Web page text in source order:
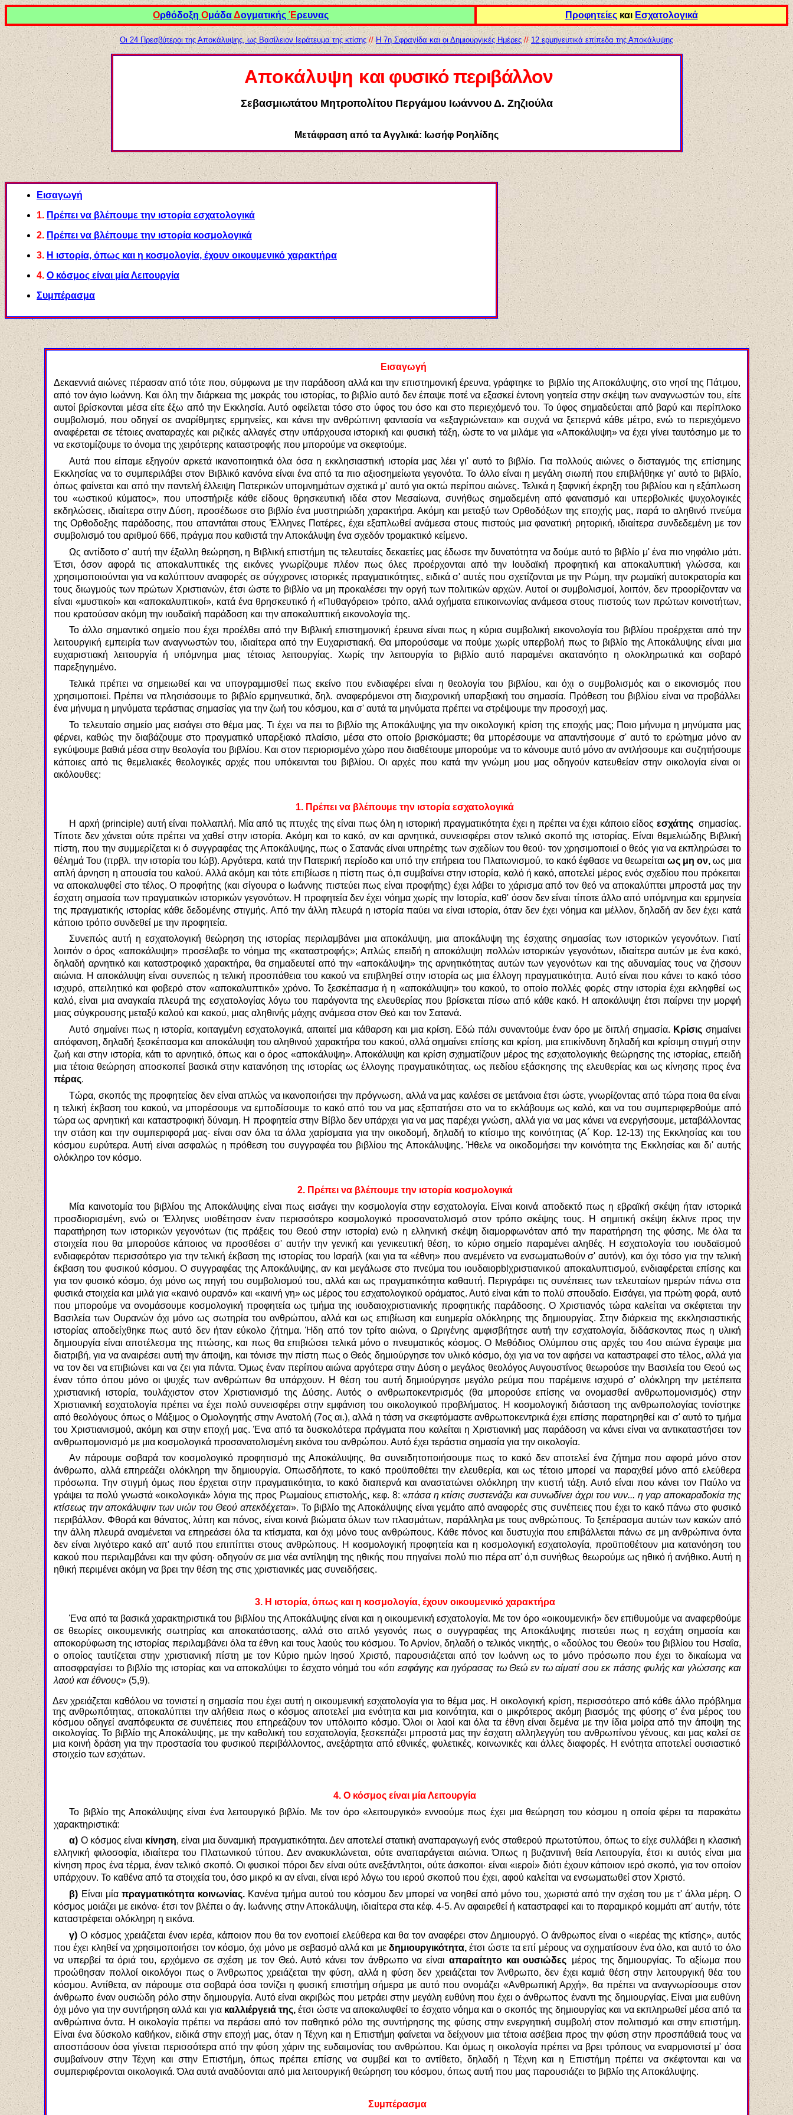
Ορθόδοξη ΟμάδαΔογματικής Έρευνας Προφητείες και Εσχατολογικά
Οι 24 Πρεσβύτεροι της Αποκάλυψης, ως Βασίλειον Ιεράτευμα της κτίσης //Η 7η Σφραγίδακαι οι Δημιουργικές Ημέρες// 12 ερμηνευτικά επίπεδα της Αποκάλυψης
Αποκάλυψη και φυσικό περιβάλλον
Σεβασμιωτάτου Μητροπολίτου Περγάμου Ιωάννου Δ. Ζηζιούλα
Μετάφραση από ταΑγγλικά: Ιωσήφ Ροηλίδης
Εισαγωγή
1. Π ρέπει να βλέπουμε την ιστορία εσχατολογικά
2. Πρέπει να βλέπουμε την ιστορία κοσμολογικά
3. Η ιστορία, όπως και η κοσμολογία, έχουν οικουμενικό χαρακτήρα
4. Ο κόσμος είναι μία Λειτουργία
Συμπέρασμα
Εισαγωγή
Δεκαεννιά αιώνες πέρασαν από τότε που, σύμφωνα με την παράδοση αλλά και την επιστημονική έρευνα, γράφτηκε το βιβλίο της Αποκάλυψης, στο νησί της Πάτμου,
από τον άγιο Ιωάννη. Και όλη την διάρκεια της μακράς του ιστορίας, το βιβλίο αυτό δεν έπαψε ποτέ να εξασκεί έντονη γοητεία στην σκέψη των αναγνωστών του, είτε
αυτοί βρίσκονται μέσα είτε έξω από την Εκκλησία. Αυτό οφείλεται τόσο στο ύφος του όσο και στο περιεχόμενό του. Το ύφος σημαδεύεται από βαρύ και περίπλοκο
συμβολισμό, που οδηγεί σε αναρίθμητες ερμηνείες, και κάνει την ανθρώπινη φαντασία να «εξαγριώνεται» και συχνά να ξεπερνά κάθε μέτρο, ενώ το περιεχόμενο
αναφέρεται σε τέτοιες αναταραχές και ριζικές αλλαγές στην υπάρχουσα ιστορική και φυσική τάξη, ώστε το να μιλάμε για «Αποκάλυψη» να έχει γίνει ταυτόσημο με το
να εκστομίζουμε το όνομα της χειρότερης καταστροφής που μπορούμε να σκεφτούμε.
Αυτά που είπαμε εξηγούν αρκετά ικανοποιητικά όλα όσα η εκκλησιαστική ιστορία μας λέει γι' αυτό το βιβλίο. Για πολλούς αιώνες ο δισταγμός της επίσημης
Εκκλησίας να το συμπεριλάβει στον Βιβλικό κανόνα είναι ένα από τα πιο αξιοσημείωτα γεγονότα. Το άλλο είναι η μεγάλη σιωπή που επιβλήθηκε γι' αυτό το βιβλίο,
όπως φαίνεται και από την παντελή έλλειψη Πατερικών υπομνημάτων σχετικά μ' αυτό για οκτώ περίπου αιώνες. Τελικά η ξαφνική έκρηξη του βιβλίου και η εξάπλωση
του «ωστικού κύματος», που υποστήριξε κάθε είδους θρησκευτική ιδέα στον Μεσαίωνα, συνήθως σημαδεμένη από φανατισμό και υπερβολικές ψυχολογικές
εκδηλώσεις, ιδιαίτερα στην Δύση, προσέδωσε στο βιβλίο ένα μυστηριώδη χαρακτήρα. Ακόμη και μεταξύ των Ορθοδόξων της εποχής μας, παρά το αληθινό πνεύμα
της Ορθοδοξης παράδοσης, που απαντάται στους Έλληνες Πατέρες, έχει εξαπλωθεί ανάμεσα στους πιστούς μια φανατική ρητορική, ιδιαίτερα συνδεδεμένη με τον
συμβολισμό του αριθμού 666, πράγμα που καθιστά την Αποκάλυψη ένα σχεδόν τρομακτικό κείμενο.
Ως αντίδοτο σ' αυτή την έξαλλη θεώρηση, η Βιβλική επιστήμη τις τελευταίες δεκαετίες μας έδωσε την δυνατότητα να δούμε αυτό το βιβλίο μ' ένα πιο νηφάλιο μάτι.
Έτσι, όσον αφορά τις αποκαλυπτικές της εικόνες γνωρίζουμε πλέον πως όλες προέρχονται από την Ιουδαϊκή προφητική και αποκαλυπτική γλώσσα, και
χρησιμοποιούνται για να καλύπτουν αναφορές σε σύγχρονες ιστορικές πραγματικότητες, ειδικά σ' αυτές που σχετίζονται με την Ρώμη, την ρωμαϊκή αυτοκρατορία και
τους διωγμούς των πρώτων Χριστιανών, έτσι ώστε το βιβλίο να μη προκαλέσει την οργή των πολιτικών αρχών. Αυτοί οι συμβολισμοί, λοιπόν, δεν προορίζονταν να
είναι «μυστικοί» και «αποκαλυπτικοί», κατά ένα θρησκευτικό ή «Πυθαγόρειο» τρόπο, αλλά οχήματα επικοινωνίας ανάμεσα στους πιστούς των πρώτων κοινοτήτων,
που κρατούσαν ακόμη την ιουδαϊκή παράδοση και την αποκαλυπτική εικονολογία της.
Το άλλο σημαντικό σημείο που έχει προέλθει από την Βιβλική επιστημονική έρευνα είναι πως η κύρια συμβολική εικονολογία του βιβλίου προέρχεται από την
λειτουργική εμπειρία των αναγνωστών του, ιδιαίτερα από την Ευχαριστιακή. Θα μπορούσαμε να πούμε χωρίς υπερβολή πως το βιβλίο της Αποκάλυψης είναι μια
ευχαριστιακή λειτουργία ή υπόμνημα μιας τέτοιας λειτουργίας. Χωρίς την λειτουργία το βιβλίο αυτό παραμένει ακατανόητο η ολοκληρωτικά και σοβαρό
παρεξηγημένο.
Τελικά πρέπει να σημειωθεί και να υπογραμμισθεί πως εκείνο που ενδιαφέρει είναι η θεολογία του βιβλίου, και όχι ο συμβολισμός και ο εικονισμός που
χρησιμοποιεί. Πρέπει να πλησιάσουμε το βιβλίο ερμηνευτικά, δηλ. αναφερόμενοι στη διαχρονική υπαρξιακή του σημασία. Πρόθεση του βιβλίου είναι να προβάλλει
ένα μήνυμα η μηνύματα τεράστιας σημασίας για την ζωή του κόσμου, και σ' αυτά τα μηνύματα πρέπει να στρέψουμε την προσοχή μας.
Το τελευταίο σημείο μας εισάγει στο θέμα μας. Τι έχει να πει το βιβλίο της Αποκάλυψης για την οικολογική κρίση της εποχής μας; Ποιο μήνυμα η μηνύματα μας
φέρνει, καθώς την διαβάζουμε στο πραγματικό υπαρξιακό πλαίσιο, μέσα στο οποίο βρισκόμαστε; θα μπορέσουμε να απαντήσουμε σ' αυτό το ερώτημα μόνο αν
εγκύψουμε βαθιά μέσα στην θεολογία του βιβλίου. Και στον περιορισμένο χώρο που διαθέτουμε μπορούμε να το κάνουμε αυτό μόνο αν αντλήσουμε και συζητήσουμε
κάποιες από τις θεμελιακές θεολογικές αρχές που υπόκεινται του βιβλίου. Οι αρχές που κατά την γνώμη μου μας οδηγούν κατευθείαν στην οικολογία είναι οι
ακόλουθες:
1. Πρέπει να βλέπουμε την ιστορία εσχατολογικά
Η αρxή (principle) αυτή είναι πολλαπλή. Μία από τις πτυχές της είναι πως όλη η ιστορική πραγματικότητα έχει η πρέπει να έχει κάποιο είδος εσχάτηςσημασίας.
Τίποτε δεν χάνεται ούτε πρέπει να χαθεί στην ιστορία. Ακόμη και το κακό, αν και αρνητικά, συνεισφέρει στον τελικό σκοπό της ιστορίας. Είναι θεμελιώδης Βιβλική
πίστη, που την συμμερίζεται κι ό συγγραφέας της Αποκάλυψης, πως ο Σατανάς είναι υπηρέτης των σχεδίων του θεού· τον χρησιμοποιεί ο θεός για να εκπληρώσει το
θέλημά Του (πρβλ. την ιστορία του Ιώβ). Αργότερα, κατά την Πατερική περίοδο και υπό την επήρεια του Πλατωνισμού, το κακό έφθασε να θεωρείται ως μη ον, ως μια
απλή άρνηση η απουσία του καλού. Αλλά ακόμη και τότε επιβίωσε η πίστη πως ό,τι συμβαίνει στην ιστορία, καλό ή κακό, αποτελεί μέρος ενός σχεδίου που πρόκειται
να αποκαλυφθεί στο τέλος. Ο προφήτης (και σίγουρα ο Ιωάννης πιστεύει πως είναι προφήτης) έχει λάβει το χάρισμα από τον θεό να αποκαλύπτει μπροστά μας την
έσχατη σημασία των πραγματικών ιστορικών γεγονότων. Η προφητεία δεν έχει νόημα χωρίς την Ιστορία, καθ' όσον δεν είναι τίποτε άλλο από υπόμνημα και ερμηνεία
της πραγματικής ιστορίας κάθε δεδομένης στιγμής. Από την άλλη πλευρά η ιστορία παύει να είναι ιστορία, όταν δεν έχει νόημα και μέλλον, δηλαδή αν δεν έχει κατά
κάποιο τρόπο συνδεθεί με την προφητεία.
Συνεπώς αυτή η εσχατολογική θεώρηση της ιστορίας περιλαμβάνει μια αποκάλυψη, μια αποκάλυψη της έσχατης σημασίας των ιστορικών γεγονότων. Γιατί
λοιπόν ο όρος «αποκάλυψη» προσέλαβε το νόημα της «καταστροφής»; Απλώς επειδή η αποκάλυψη πολλών ιστορικών γεγονότων, ιδιαίτερα αυτών με ένα κακό,
δηλαδή αρνητικό και καταστροφικό χαρακτήρα, θα σημαδευτεί από την «αποκάλυψη» της αρνητικότητας αυτών των γεγονότων και της αδυναμίας τους να ζήσουν
αιώνια. Η αποκάλυψη είναι συνεπώς η τελική προσπάθεια του κακού να επιβληθεί στην ιστορία ως μια έλλογη πραγματικότητα. Αυτό είναι που κάνει το κακό τόσο
ισχυρό, απειλητικό και φοβερό στον «αποκαλυπτικό» χρόνο. Το ξεσκέπασμα ή η «αποκάλυψη» του κακού, το οποίο πολλές φορές στην ιστορία έχει εκληφθεί ως
καλό, είναι μια αναγκαία πλευρά της εσχατολογίας λόγω του παράγοντα της ελευθερίας που βρίσκεται πίσω από κάθε κακό. Η αποκάλυψη έτσι παίρνει την μορφή
μιας σύγκρουσης μεταξύ καλού και κακού, μιας αληθινής μάχης ανάμεσα στον Θεό και τον Σατανά.
Αυτό σημαίνει πως η ιστορία, κοιταγμένη εσχατολογικά, απαιτεί μια κάθαρση και μια κρίση. Εδώ πάλι συναντούμε έναν όρο με διπλή σημασία. Κρίσις σημαίνει
απόφανση, δηλαδή ξεσκέπασμα και αποκάλυψη του αληθινού χαρακτήρα του κακού, αλλά σημαίνει επίσης και κρίση, μια επικίνδυνη δηλαδή και κρίσιμη στιγμή στην
ζωή και στην ιστορία, κάτι το αρνητικό, όπως και ο όρος «αποκάλυψη». Αποκάλυψη και κρίση σχηματίζουν μέρος της εσχατολογικής θεώρησης της ιστορίας, επειδή
μια τέτοια θεώρηση αποσκοπεί βασικά στην κατανόηση της ιστορίας ως έλλογης πραγματικότητας, ως πεδίου εξάσκησης της ελευθερίας και ως κίνησης προς ένα
πέρας.
Τώρα, σκοπός της προφητείας δεν είναι απλώς να ικανοποιήσει την πρόγνωση, αλλά να μας καλέσει σε μετάνοια έτσι ώστε, γνωρίζοντας από τώρα ποια θα είναι
η τελική έκβαση του κακού, να μπορέσουμε να εμποδίσουμε το κακό από του να μας εξαπατήσει στο να το εκλάβουμε ως καλό, και να του συμπεριφερθούμε από
τώρα ως αρνητική και καταστροφική δύναμη. Η προφητεία στην Βίβλο δεν υπάρχει για να μας παρέχει γνώση, αλλά για να μας κάνει να ενεργήσουμε, μεταβάλλοντας
την στάση και την συμπεριφορά μας· είναι σαν όλα τα άλλα χαρίσματα για την οικοδομή, δηλαδή το κτίσιμο της κοινότητας (Α´ Κορ. 12-13) της Εκκλησίας και του
κόσμου ευρύτερα. Αυτή είναι ασφαλώς η πρόθεση του συγγραφέα του βιβλίου της Αποκάλυψης. Ήθελε να οικοδομήσει την κοινότητα της Εκκλησίας και δι' αυτής
ολόκληρο τον κόσμο.
2.Πρέπει να βλέπουμε την ιστορία κοσμολογικά
Μία καινοτομία του βιβλίου της Αποκάλυψης είναι πως εισάγει την κοσμολογία στην εσχατολογία. Είναι κοινά αποδεκτό πως η εβραϊκή σκέψη ήταν ιστορικά
προσδιορισμένη, ενώ οι Έλληνες υιοθέτησαν έναν περισσότερο κοσμολογικό προσανατολισμό στον τρόπο σκέψης τους. Η σημιτική σκέψη έκλινε προς την
παρατήρηση των ιστορικών γεγονότων (τις πράξεις του Θεού στην ιστορία) ενώ η ελληνική σκέψη διαμορφωνόταν από την παρατήρηση της φύσης. Με όλα τα
στοιχεία που θα μπορούσε κάποιος να προσθέσει σ' αυτήν την γενική και γενικευτική θέση, το κύριο σημείο παραμένει αληθές. Η εσχατολογία του ιουδαϊσμού
ενδιαφερόταν περισσότερο για την τελική έκβαση της ιστορίας του Ισραήλ (και για τα «έθνη» που ανεμένετο να ενσωματωθούν σ' αυτόν), και όχι τόσο για την τελική
έκβαση του φυσικού κόσμου. Ο συγγραφέας της Αποκάλυψης, αν και μεγάλωσε στο πνεύμα του ιουδαιοpblχριστιανικού αποκαλυπτισμού, ενδιαφέρεται επίσης και
για τον φυσικό κόσμο, όχι μόνο ως πηγή του συμβολισμού του, αλλά και ως πραγματικότητα καθαυτή. Περιγράφει τις συνέπειες των τελευταίων ημερών πάνω στα
φυσικά στοιχεία και μιλά για «καινό ουρανό» και «καινή γη» ως μέρος του εσχατολογικού οράματος. Αυτό είναι κάτι το πολύ σπουδαίο. Εισάγει, για πρώτη φορά, αυτό
που μπορούμε να ονομάσουμε κοσμολογική προφητεία ως τμήμα της ιουδαιοχριστιανικής προφητικής παράδοσης. Ο Χριστιανός τώρα καλείται να σκέφτεται την
Βασιλεία των Ουρανών όχι μόνο ως σωτηρία του ανθρώπου, αλλά και ως επιβίωση και ευημερία ολόκληρης της δημιουργίας. Στην διάρκεια της εκκλησιαστικής
ιστορίας αποδείχθηκε πως αυτό δεν ήταν εύκολο ζήτημα. Ήδη από τον τρίτο αιώνα, ο Ωριγένης αμφισβήτησε αυτή την εσχατολογία, διδάσκοντας πως η υλική
δημιουργία είναι αποτέλεσμα της πτώσης, και πως θα επιβιώσει τελικά μόνο ο πνευματικός κόσμος. Ο Μεθόδιος Ολύμπου στις αρχές του 4ου αιώνα έγραψε μια
διατριβή, για να αναιρέσει αυτή την άποψη, και τόνισε την πίστη πως ο Θεός δημιούργησε τον υλικό κόσμο, όχι για να τον αφήσει να καταστραφεί στο τέλος, αλλά για
να τον δει να επιβιώνει και να ζει για πάντα. Όμως έναν περίπου αιώνα αργότερα στην Δύση ο μεγάλος θεολόγος Αυγουστίνος θεωρούσε την Βασιλεία του Θεού ως
έναν τόπο όπου μόνο οι ψυχές των ανθρώπων θα υπάρχουν. Η θέση του αυτή δημιούργησε μεγάλο ρεύμα που παρέμεινε ισχυρό σ' ολόκληρη την μετέπειτα
χριστιανική ιστορία, τουλάχιστον στον Χριστιανισμό της Δύσης. Αυτός ο ανθρωποκεντρισμός (θα μπορούσε επίσης να ονομασθεί ανθρωπομονισμός) στην
Χριστιανική εσχατολογία πρέπει να έχει πολύ συνεισφέρει στην εμφάνιση του οικολογικού προβλήματος. Η κοσμολογική διάσταση της ανθρωπολογίας τονίστηκε
από θεολόγους όπως ο Μάξιμος ο Ομολογητής στην Ανατολή (7ος αι.), αλλά η τάση να σκεφτόμαστε ανθρωποκεντρικά έχει επίσης παρατηρηθεί και σ' αυτό το τμήμα
του Χριστιανισμού, ακόμη και στην εποχή μας. Ένα από τα δυσκολότερα πράγματα που καλείται η Χριστιανική μας παράδοση να κάνει είναι να αντικαταστήσει τον
ανθρωπομονισμό με μια κοσμολογικά προσανατολισμένη εικόνα του ανθρώπου. Αυτό έχει τεράστια σημασία για την οικολογία.
Αν πάρουμε σοβαρά τον κοσμολογικό προφητισμό της Αποκάλυψης, θα συνειδητοποιήσουμε πως το κακό δεν αποτελεί ένα ζήτημα που αφορά μόνο στον
άνθρωπο, αλλά επηρεάζει ολόκληρη την δημιουργία. Οπωσδήποτε, το κακό προϋποθέτει την ελευθερία, και ως τέτοιο μπορεί να παραχθεί μόνο από ελεύθερα
πρόσωπα. Την στιγμή όμως που έρχεται στην πραγματικότητα, το κακό διαπερνά και αναστατώνει ολόκληρη την κτιστή τάξη. Αυτό είναι που κάνει τον Παύλο να
γράψει τα πολύ γνωστά «οικολογικά» λόγια της προς Ρωμαίους επιστολής, κεφ. 8: «πάσα η κτίσις συστενάζει και συνωδίνει άχρι του νυν... η γαρ αποκαραδοκία της
κτίσεως την αποκάλυψιν των υιών του Θεού απεκδέχεται». Το βιβλίο της Αποκάλυψης είναι γεμάτο από αναφορές στις συνέπειες που έχει το κακό πάνω στο φυσικό
περιβάλλον. Φθορά και θάνατος, λύπη και πόνος, είναι κοινά βιώματα όλων των πλασμάτων, παράλληλα με τους ανθρώπους. Το ξεπέρασμα αυτών των κακών από
την άλλη πλευρά αναμένεται να επηρεάσει όλα τα κτίσματα, και όχι μόνο τους ανθρώπους. Κάθε πόνος και δυστυχία που επιβάλλεται πάνω σε μη ανθρώπινα όντα
δεν είναι λιγότερο κακό απ' αυτό που επιπίπτει στους ανθρώπους. Η κοσμολογική προφητεία και η κοσμολογική εσχατολογία, προϋποθέτουν μια κατανόηση του
κακού που περιλαμβάνει και την φύση· οδηγούν σε μια νέα αντίληψη της ηθικής που πηγαίνει πολύ πιο πέρα απ' ό,τι συνήθως θεωρούμε ως ηθικό ή ανήθικο. Αυτή η
ηθική περιμένει ακόμη να βρει την θέση της στις χριστιανικές μας συνειδήσεις.
3.Η ιστορία, όπως και η κοσμολογία, έχουν οικουμενικό χαρακτήρα
Ένα από τα βασικά χαρακτηριστικά του βιβλίου της Αποκάλυψης είναι και η οικουμενική εσχατολογία. Με τον όρο «οικουμενική» δεν επιθυμούμε να αναφερθούμε
σε θεωρίες οικουμενικής σωτηρίας και αποκατάστασης, αλλά στο απλό γεγονός πως ο συγγραφέας της Αποκάλυψης πιστεύει πως η εσχάτη σημασία και
αποκορύφωση της ιστορίας περιλαμβάνει όλα τα έθνη και τους λαούς του κόσμου. Το Αρνίον, δηλαδή ο τελικός νικητής, ο «δούλος του Θεού» του βιβλίου του Ησαΐα,
ο οποίος ταυτίζεται στην χριστιανική πίστη με τον Κύριο ημών Ιησού Χριστό, παρουσιάζεται από τον Ιωάννη ως το μόνο πρόσωπο που έχει το δικαίωμα να
αποσφραγίσει το βιβλίο της ιστορίας και να αποκαλύψει το έσχατο νόημά του «ότι εσφάγης και ηγόρασας τω Θεώ εν τω αίματί σου εκ πάσης φυλής και γλώσσης και
λαού και έθνους» (5,9).
Δεν χρειάζεται καθόλου να τονιστεί η σημασία που έχει αυτή η οικουμενική εσχατολογία για το θέμα μας. Η οικολογική κρίση, περισσότερο από κάθε άλλο πρόβλημα
της ανθρωπότητας, αποκαλύπτει την αλήθεια πως ο κόσμος αποτελεί μια ενότητα και μια κοινότητα, και ο μικρότερος ακόμη βιασμός της φύσης σ' ένα μέρος του
κόσμου οδηγεί αναπόφευκτα σε συνέπειες που επηρεάζουν τον υπόλοιπο κόσμο. Όλοι οι λαοί και όλα τα έθνη είναι δεμένα με την ίδια μοίρα από την άποψη της
οικολογίας. Το βιβλίο της Αποκάλυψης, με την καθολική του εσχατολογία, ξεσκεπάζει μπροστά μας την έσχατη αλληλεγγύη του ανθρωπίνου γένους, και μας καλεί σε
μια κοινή δράση για την προστασία του φυσικού περιβάλλοντος, ανεξάρτητα από εθνικές, φυλετικές, κοινωνικές και άλλες διαφορές. Η ενότητα αποτελεί ουσιαστικό
στοιχείο των εσχάτων.
4. Ο κόσμος είναι μία Λειτουργία
Το βιβλίο της Αποκάλυψης είναι ένα λειτουργικό βιβλίο. Με τον όρο «λειτουργικό» εννοούμε πως έχει μια θεώρηση του κόσμου η οποία φέρει τα παρακάτω
χαρακτηριστικά:
α) Ο κόσμος είναι κίνηση, είναι μια δυναμική πραγματικότητα. Δεν αποτελεί στατική αναπαραγωγή ενός σταθερού πρωτοτύπου, όπως το είχε συλλάβει η κλασική
ελληνική φιλοσοφία, ιδιαίτερα του Πλατωνικού τύπου. Δεν ανακυκλώνεται, ούτε αναπαράγεται αιώνια. Όπως η βυζαντινή θεία Λειτουργία, έτσι κι αυτός είναι μια
κίνηση προς ένα τέρμα, έναν τελικό σκοπό. Οι φυσικοί πόροι δεν είναι ούτε ανεξάντλητοι, ούτε άσκοποι· είναι «ιεροί» διότι έχουν κάποιον ιερό σκοπό, για τον οποίον
υπάρχουν. Το καθένα από τα στοιχεία του, όσο μικρό κι αν είναι, είναι ιερό λόγω του ιερού σκοπού που έχει, αφού καλείται να ενσωματωθεί στον Χριστό.
β) Είναι μία πραγματικότητα κοινωνίας.Κανένα τμήμα αυτού του κόσμου δεν μπορεί να νοηθεί από μόνο του, χωριστά από την σχέση του με τ' άλλα μέρη. Ο
κόσμος μοιάζει με εικόνα· έτσι τον βλέπει ο άγ. Ιωάννης στην Αποκάλυψη, ιδιαίτερα στα κέφ. 4-5. Αν αφαιρεθεί ή καταστραφεί και το παραμικρό κομμάτι απ' αυτήν, τότε
καταστρέφεται ολόκληρη η εικόνα.
γ) Ο κόσμος χρειάζεται έναν ιερέα, κάποιον που θα τον ενοποιεί ελεύθερα και θα τον αναφέρει στον Δημιουργό. Ο άνθρωπος είναι ο «ιερέας της κτίσης», αυτός
που έχει κληθεί να χρησιμοποιήσει τον κόσμο, όχι μόνο με σεβασμό αλλά και με δημιουργικότητα,έτσι ώστε τα επί μέρους να σχηματίσουν ένα όλο, και αυτό το όλο
να υπερβεί τα όριά του, ερχόμενο σε σχέση με τον Θεό. Αυτό κάνει τον άνθρωπο να είναι απαραίτητο και ουσιώδες μέρος της δημιουργίας. Το αξίωμα που
προώθησαν πολλοί οικολόγοι πως ο Άνθρωπος χρειάζεται την φύση, αλλά η φύση δεν χρειάζεται τον Άνθρωπο, δεν έχει καμιά θέση στην λειτουργική θέα του
κόσμου. Αντίθετα, αν πάρουμε στα σοβαρά όσα τονίζει η φυσική επιστήμη σήμερα με αυτό που ονομάζει «Ανθρωπική Αρχή», θα πρέπει να αναγνωρίσουμε στον
άνθρωπο έναν ουσιώδη ρόλο στην δημιουργία. Αυτό είναι ακριβώς που μετράει στην μεγάλη ευθύνη που έχει ο άνθρωπος έναντι της δημιουργίας. Είναι μια ευθύνη
όχι μόνο για την συντήρηση αλλά και για καλλιέργειά της, έτσι ώστε να αποκαλυφθεί το έσχατο νόημα και ο σκοπός της δημιουργίας και να εκπληρωθεί μέσα από τα
ανθρώπινα όντα. Η οικολογία πρέπει να περάσει από τον παθητικό ρόλο της συντήρησης της φύσης στην ενεργητική συμβολή στον πολιτισμό και στην επιστήμη.
Είναι ένα δύσκολο καθήκον, ειδικά στην εποχή μας, όταν η Τέχνη και η Επιστήμη φαίνεται να δείχνουν μια τέτοια ασέβεια προς την φύση στην προσπάθειά τους να
αποσπάσουν όσα γίνεται περισσότερα από την φύση χάριν της ευδαιμονίας του ανθρώπου. Και όμως η οικολογία πρέπει να βρει τρόπους να εναρμονιστεί μ' όσα
συμβαίνουν στην Τέχνη και στην Επιστήμη, όπως πρέπει επίσης να συμβεί και το αντίθετο, δηλαδή η Τέχνη και η Επιστήμη πρέπει να σκέφτονται και να
συμπεριφέρονται οικολογικά. Όλα αυτά αναδύονται από μια λειτουργική θεώρηση του κόσμου, όπως αυτή που μας παρουσιάζει το βιβλίο της Αποκάλυψης.
Συμπέρασμα